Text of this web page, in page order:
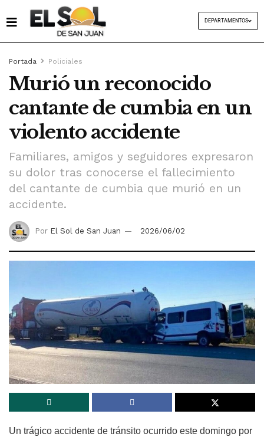
DEPARTAMENTOS
Portada Policiales
Murió un reconocido
cantante de cumbia en un
violento accidente
Familiares, amigos y seguidores expresaron
su dolor tras conocerse el fallecimiento
del cantante de cumbia que murió en un
accidente.
Por El Sol de San Juan 2026/06/02
Un trágico accidente de tránsito ocurrido este domingo por